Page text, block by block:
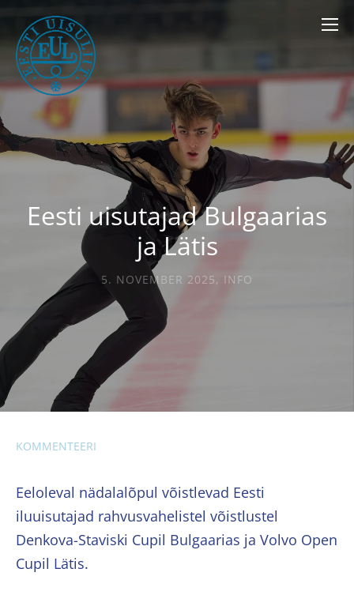
Eesti uisutajad Bulgaarias
ja Lätis
5. NOVEMBER 2025, INFO
KOMMENTEERI
Eeloleval nädalalõpul võistlevad Eesti
iluuisutajad rahvusvahelistel võistlustel
Denkova-Staviski Cupil Bulgaarias ja Volvo Open
Cupil Lätis.